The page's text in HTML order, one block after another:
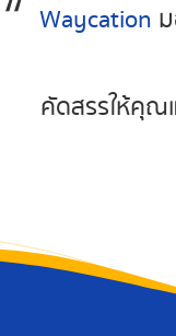
Waycation
คัดสรรให้คุณ